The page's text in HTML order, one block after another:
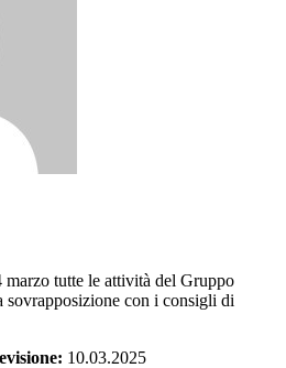
marzo tutte le attività del Gruppo
sovrapposizione con i consigli di
10.03.2025